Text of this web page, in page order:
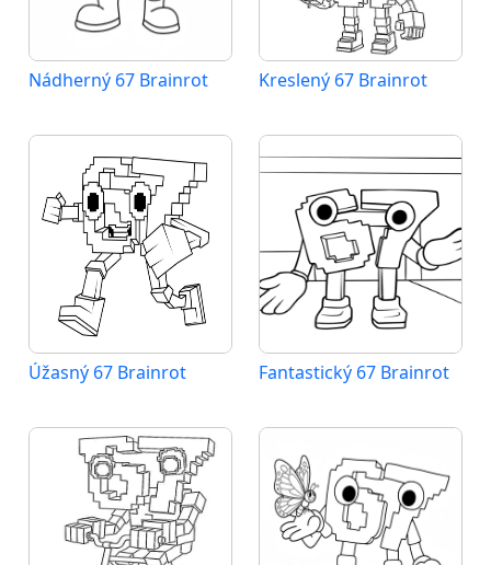
Nádherný 67 Brainrot Kreslený 67 Brainrot
Úžasný 67 Brainrot Fantastický 67 Brainrot